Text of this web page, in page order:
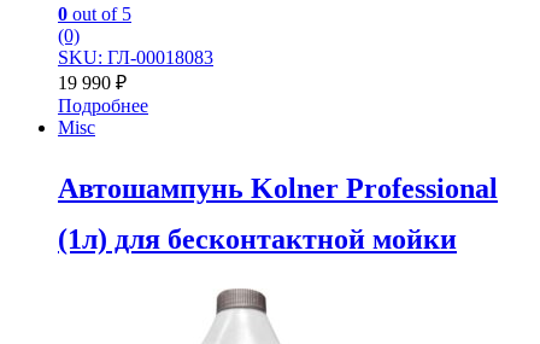
0 out of 5
(0)
SKU: ГЛ-00018083
19 990 ₽
Подробнее
Misc
Автошампунь Kolner Professional
(1л) для бесконтактной мойки